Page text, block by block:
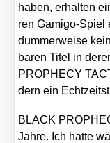
haben, erhal­ten
ren Gami­go-Spiel
dum­mer­wei­se
ba­ren Titel in
PROPHECY
dern ein
BLACK
Jah­re. Ich hat­te